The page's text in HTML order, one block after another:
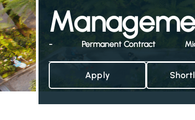
- Permanent Contract
Apply